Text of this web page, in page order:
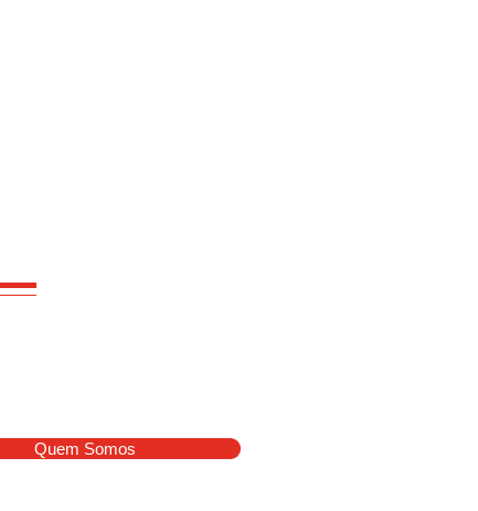
Quem Somos